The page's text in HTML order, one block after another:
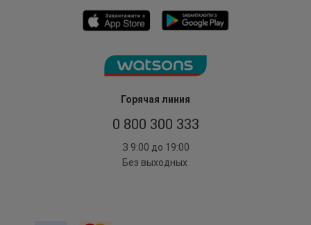
Горячая линия
0 800 300 333
З 9:00 до 19:00
Без выходных